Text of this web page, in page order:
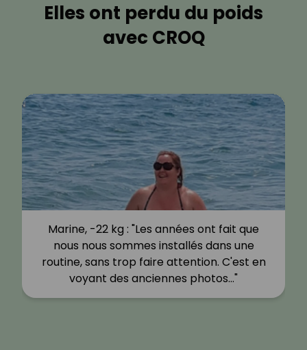
Elles ont perdu du poids
avec CROQ
Marine, -22 kg : "Les années ont fait que
nous nous sommes installés dans une
routine, sans trop faire attention. C'est en
voyant des anciennes photos…"